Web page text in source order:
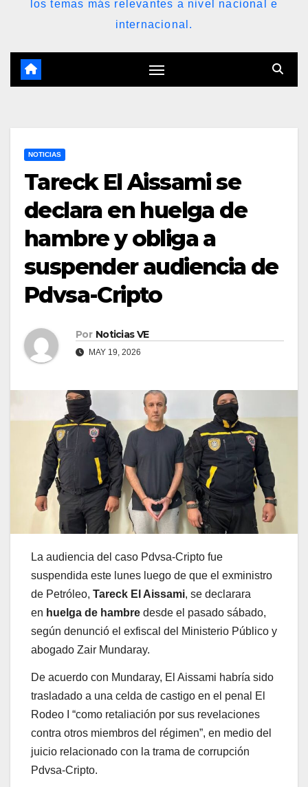
los temas más relevantes a nivel nacional e
internacional.
NOTICIAS
Tareck El Aissami se
declara en huelga de
hambre y obliga a
suspender audiencia de
Pdvsa-Cripto
Por Noticias VE
MAY 19, 2026
La audiencia del caso Pdvsa-Cripto fue
suspendida este lunes luego de que el exministro
de Petróleo, Tareck El Aissami, se declarara
en huelga de hambre desde el pasado sábado,
según denunció el exfiscal del Ministerio Público y
abogado Zair Mundaray.
De acuerdo con Mundaray, El Aissami habría sido
trasladado a una celda de castigo en el penal El
Rodeo I “como retaliación por sus revelaciones
contra otros miembros del régimen”, en medio del
juicio relacionado con la trama de corrupción
Pdvsa-Cripto.